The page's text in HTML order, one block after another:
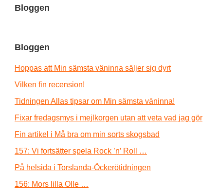
Bloggen
Bloggen
Hoppas att Min sämsta väninna säljer sig dyrt
Vilken fin recension!
Tidningen Allas tipsar om Min sämsta väninna!
Fixar fredagsmys i mejlkorgen utan att veta vad jag gör
Fin artikel i Må bra om min sorts skogsbad
157: Vi fortsätter spela Rock ’n’ Roll …
På helsida i Torslanda-Öckerötidningen
156: Mors lilla Olle …